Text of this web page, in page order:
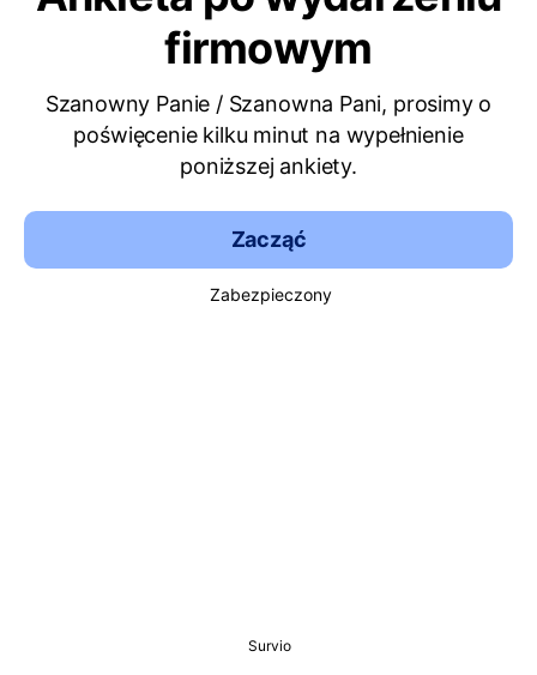
firmowym
Szanowny Panie / Szanowna Pani, prosimy o
poświęcenie kilku minut na wypełnienie
poniższej ankiety.
Zacząć
Zabezpieczony
Survio